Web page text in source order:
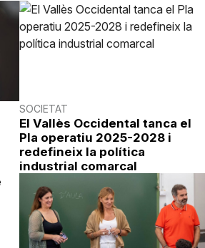
SOCIETAT
El Vallès Occidental tanca el
Pla operatiu 2025-2028 i
redefineix la política
industrial comarcal